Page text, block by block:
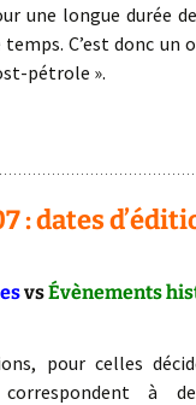
une longue durée
C’est donc un
pétrole ».
: dates
vsÉvènements
pour celles
à